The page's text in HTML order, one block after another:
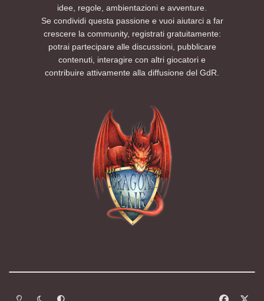
idee, regole, ambientazioni e avventure.
Se condividi questa passione e vuoi aiutarci a far
crescere la community, registrati gratuitamente:
potrai partecipare alle discussioni, pubblicare
contenuti, interagire con altri giocatori e
contribuire attivamente alla diffusione del GdR.
Modalità chiara
Modalità scuraSegui la preferenza del sistema